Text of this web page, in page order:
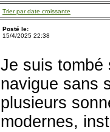
Trier par date croissante
Posté le:
15/4/2025 22:38
Je suis tombé
navigue sans
plusieurs
modernes,